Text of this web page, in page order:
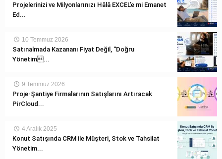
Projelerinizi ve Milyonlarınızı Hâlâ EXCEL’e mi Emanet
Ed...
10 Temmuz 2026
Satınalmada Kazananı Fiyat Değil, “Doğru
Yönetim...
9 Temmuz 2026
Proje-Şantiye Firmalarının Satışlarını Artıracak
PirCloud...
4 Aralık 2025
Konut Satışında CRM ile Müşteri, Stok ve Tahsilat
Yönetim...